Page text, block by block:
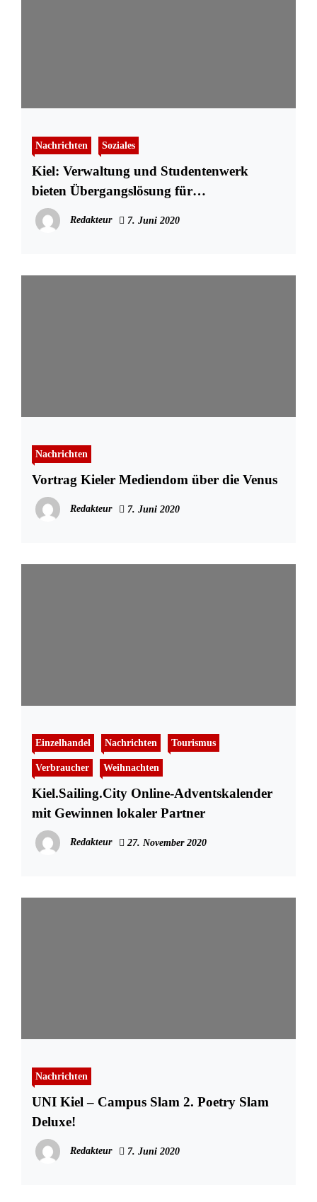
Nachrichten Soziales
Kiel: Verwaltung und Studentenwerk
bieten Übergangslösung für
wohnungssuchende Studierende
Redakteur 7. Juni 2020
Nachrichten
Vortrag Kieler Mediendom über die Venus
Redakteur 7. Juni 2020
Einzelhandel Nachrichten Tourismus
Verbraucher Weihnachten
Kiel.Sailing.City Online-Adventskalender
mit Gewinnen lokaler Partner
Redakteur 27. November 2020
Nachrichten
UNI Kiel – Campus Slam 2. Poetry Slam
Deluxe!
Redakteur 7. Juni 2020